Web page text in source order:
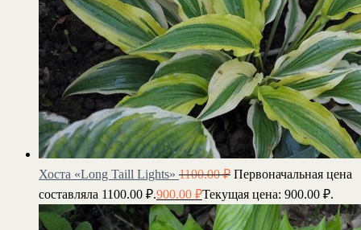
Хоста «Long Taill Lights» 1100.00₽ Первоначальная цена
составляла 1100.00 ₽.900.00 ₽Текущая цена: 900.00 ₽.